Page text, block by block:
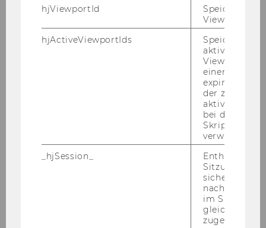
- selbständige Forschungstätigkeiten
Lehrveranstaltungen und Abhaltung von
Die Tätigkeit als Universitätsassistent/in prae
doc dient der Vertiefung und Erweiterung der
fachlichen und wissenschaftlichen Bildung mit
Doktorats-/PhD-Studium abzuschließen sowie
Karrieren.
- abgeschlossenes Diplom-/Masterstudium mit
wesentlichen wirtschaftswissenschaftlichen
hjViewportId
Speichert
Viewport-
hjActiveViewportIds
Speichert die
aktiven
Viewports.
einen
der zur
aktiver
bei der
verwendet
_hjSession_
Enthält die
sicher, dass
im
gleichen
zugeordnet